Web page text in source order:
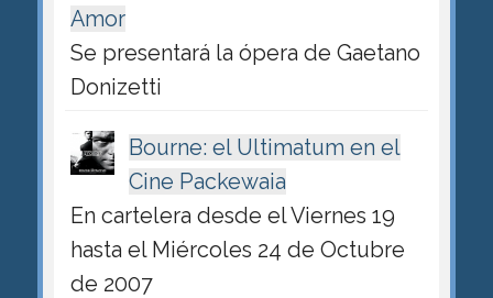
Amor
Se presentará la ópera de Gaetano
Donizetti
Bourne: el Ultimatum en el
Cine Packewaia
En cartelera desde el Viernes 19
hasta el Miércoles 24 de Octubre
de 2007